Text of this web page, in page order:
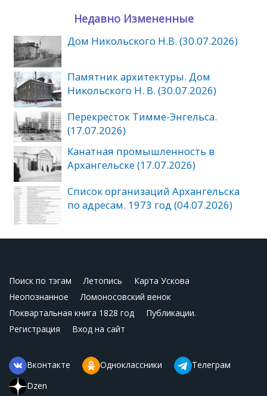
Недавно Измененные
Дом Никольского Н.В. (30.07.2026)
Памятник архитектуры. Дом
Никольского Н. В. (30.07.2026)
Перекресток Тимме-Энгельса.
(17.07.2026)
Канатная промышленность в
Архангельске (17.07.2026)
Список организаций Архангельска
по адресам. 1973 год (04.07.2026)
Поиск по тэгам Летопись
Карта Ускова
Неопознанное
Ломоносовский венок
Поквартальная книга 1828 год
Публикации.
Регистрация
Вход на сайт
Вконтакте Одноклассники
Телеграм
Dzen